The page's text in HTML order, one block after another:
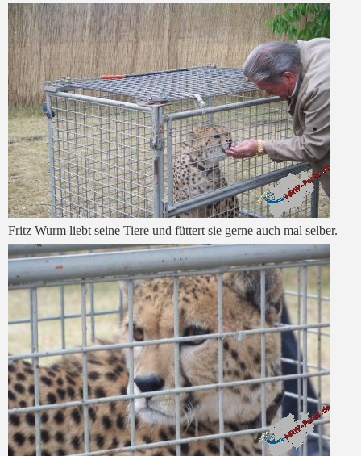
Fritz Wurm liebt seine Tiere und füttert sie gerne auch mal selber.